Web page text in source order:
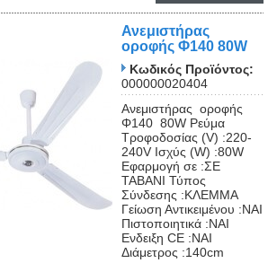
Ανεμιστήρας
οροφής Φ140 80W
Κωδικός Προϊόντος:
000000020404
Ανεμιστήρας οροφής
Φ140 80W Ρεύμα
Τροφοδοσίας (V) :220-
240V Ισχύς (W) :80W
Εφαρμογή σε :ΣΕ
ΤΑΒΑΝΙ Τύπος
Σύνδεσης :ΚΛΕΜΜΑ
Γείωση Αντικειμένου :ΝΑΙ
Πιστοποιητικά :ΝΑΙ
Ενδειξη CE :ΝΑΙ
Διάμετρος :140cm